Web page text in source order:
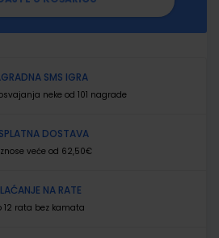
SMS IGRA
neke od 101 nagrade
DOSTAVA
veće od 62,50€
NA RATE
12 rata bez kamata